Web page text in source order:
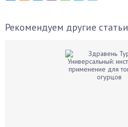
Рекомендуем другие статьи